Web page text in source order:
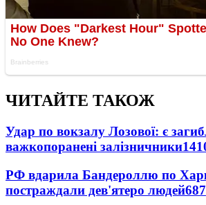
ЧИТАЙТЕ ТАКОЖ
Удар по вокзалу Лозової: є
важкопоранені залізничники
РФ вдарила Бандероллю по
постраждали дев'ятеро людей687